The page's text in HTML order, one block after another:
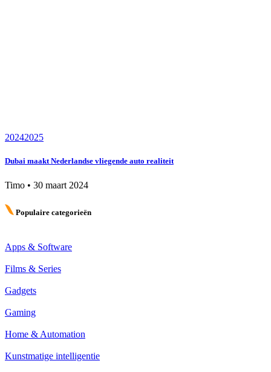
20242025
Dubai maakt Nederlandse vliegende auto realiteit
Timo • 30 maart 2024
Populaire categorieën
Apps & Software
Films & Series
Gadgets
Gaming
Home & Automation
Kunstmatige intelligentie